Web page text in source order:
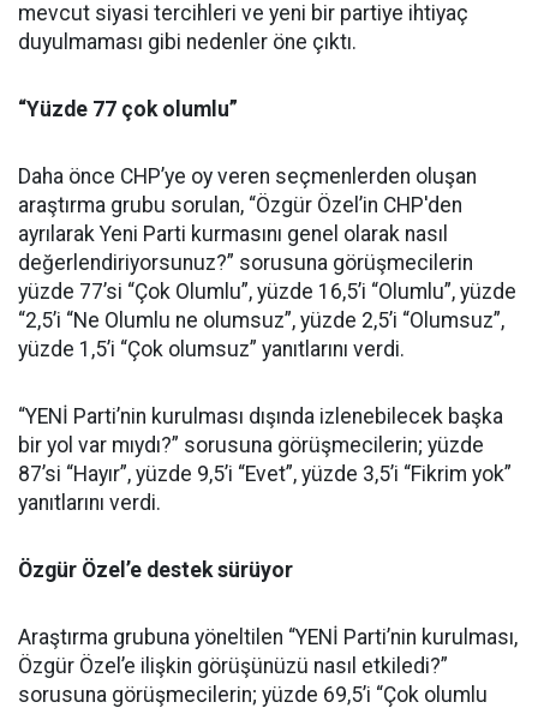
mevcut siyasi tercihleri ve yeni bir partiye ihtiyaç
duyulmaması gibi nedenler öne çıktı.
“Yüzde 77 çok olumlu”
Daha önce CHP’ye oy veren seçmenlerden oluşan
araştırma grubu sorulan, “Özgür Özel’in CHP'den
ayrılarak Yeni Parti kurmasını genel olarak nasıl
değerlendiriyorsunuz?” sorusuna görüşmecilerin
yüzde 77’si “Çok Olumlu”, yüzde 16,5’i “Olumlu”, yüzde
“2,5’i “Ne Olumlu ne olumsuz”, yüzde 2,5’i “Olumsuz”,
yüzde 1,5’i “Çok olumsuz” yanıtlarını verdi.
“YENİ Parti’nin kurulması dışında izlenebilecek başka
bir yol var mıydı?” sorusuna görüşmecilerin; yüzde
87’si “Hayır”, yüzde 9,5’i “Evet”, yüzde 3,5’i “Fikrim yok”
yanıtlarını verdi.
Özgür Özel’e destek sürüyor
Araştırma grubuna yöneltilen “YENİ Parti’nin kurulması,
Özgür Özel’e ilişkin görüşünüzü nasıl etkiledi?”
sorusuna görüşmecilerin; yüzde 69,5’i “Çok olumlu